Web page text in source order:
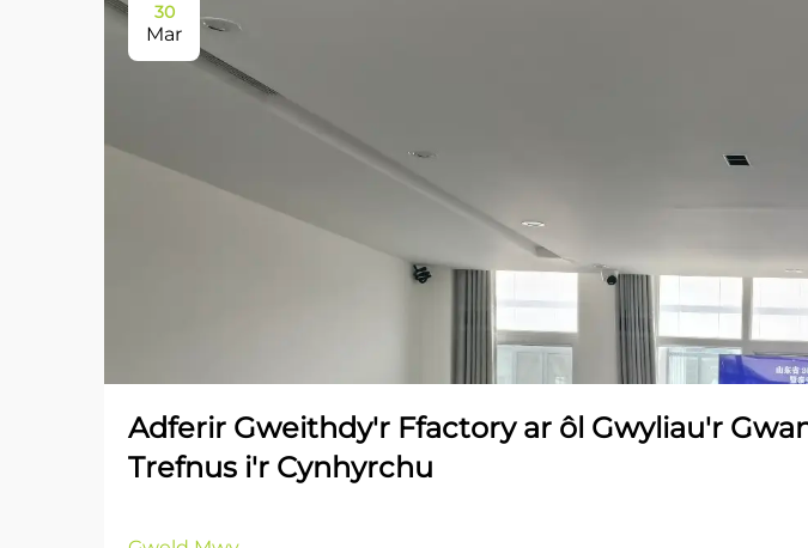
30
Mar
Adferir Gweithdy'r Ffactory ar ôl Gwyliau'r
Trefnus i'r Cynhyrchu